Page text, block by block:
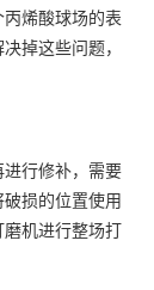
烯酸球场的表
掉这些问题，
行修补，需要
损的位置使用
机进行整场打